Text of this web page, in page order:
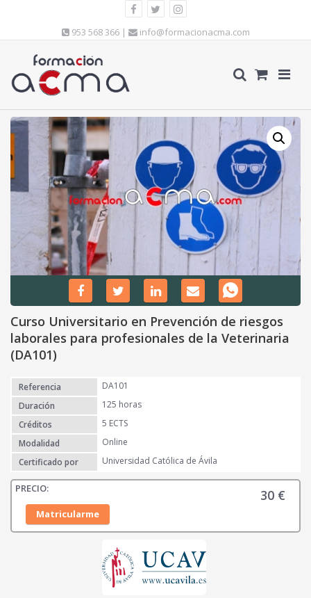
953 568 366 | info@formacionacma.com
Curso Universitario en Prevención de riesgos
laborales para profesionales de la Veterinaria
(DA101)
Referencia
DA101
Duración
125 horas
Créditos
5 ECTS
Modalidad
Online
Certificado por
Universidad Católica de Ávila
30 €
Matricularme